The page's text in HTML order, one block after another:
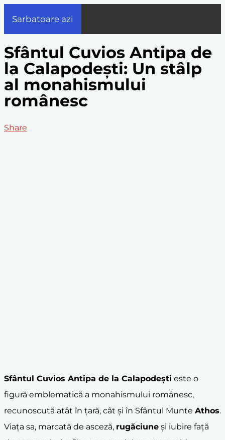
Sarbatoare azi
Sfântul Cuvios Antipa de
la Calapodești: Un stâlp
al monahismului
românesc
Share
Sfântul Cuvios Antipa de la Calapodești este o
figură emblematică a monahismului românesc,
recunoscută atât în țară, cât și în Sfântul Munte Athos.
Viața sa, marcată de asceză, rugăciune și iubire față